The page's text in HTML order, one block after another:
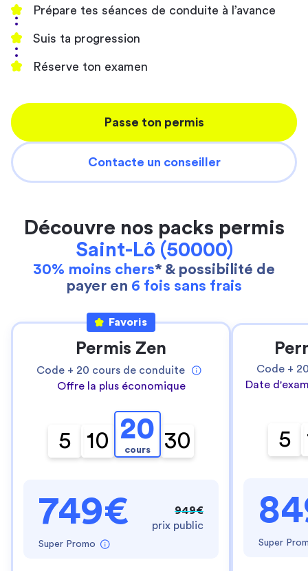
Prépare tes séances de conduite à l’avance
Suis ta progression
Réserve ton examen
Passe ton permis
Contacte un conseiller
Découvre nos packs permis
Saint-Lô (50000)
30% moins chers* & possibilité de
payer en 6 fois sans frais
Favoris
Permis Zen
Code + 20 cours de conduite
Offre la plus économique
5 10 20
cours 30
749€
Super Promo
949€
prix public
Code +
Date
5
Super